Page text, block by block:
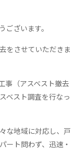
ざいます。
をさせていただきま
事（アスベスト撤去
ベスト調査を行なっ
な地域に対応し、戸
ート問わず、迅速・